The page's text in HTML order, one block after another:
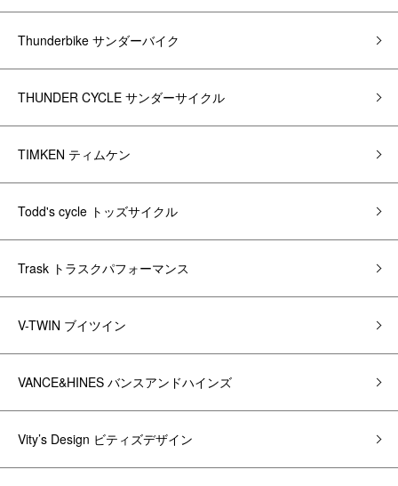
Thunderbike サンダーバイク
THUNDER CYCLE サンダーサイクル
TIMKEN ティムケン
Todd's cycle トッズサイクル
Trask トラスクパフォーマンス
V-TWIN ブイツイン
VANCE&HINES バンスアンドハインズ
Vity’s Design ビティズデザイン